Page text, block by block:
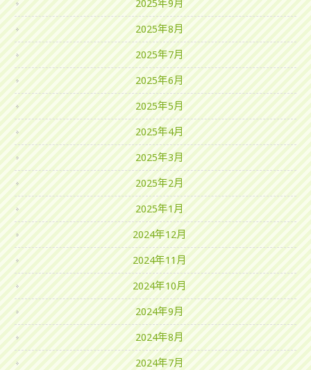
2025年9月
2025年8月
2025年7月
2025年6月
2025年5月
2025年4月
2025年3月
2025年2月
2025年1月
2024年12月
2024年11月
2024年10月
2024年9月
2024年8月
2024年7月